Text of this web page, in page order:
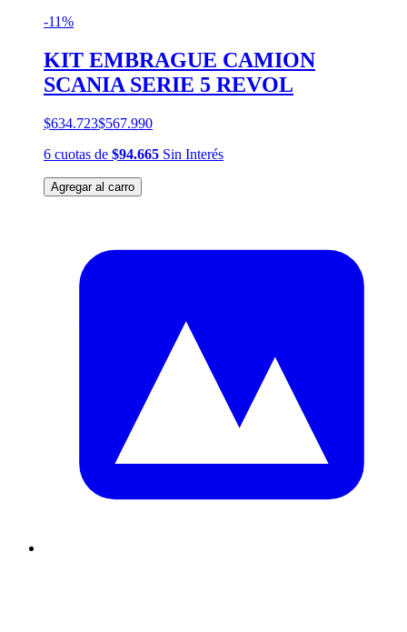
-11%
KIT EMBRAGUE CAMION
SCANIA SERIE 5 REVOL
$634.723$567.990
6 cuotas de $94.665 Sin Interés
Agregar al carro